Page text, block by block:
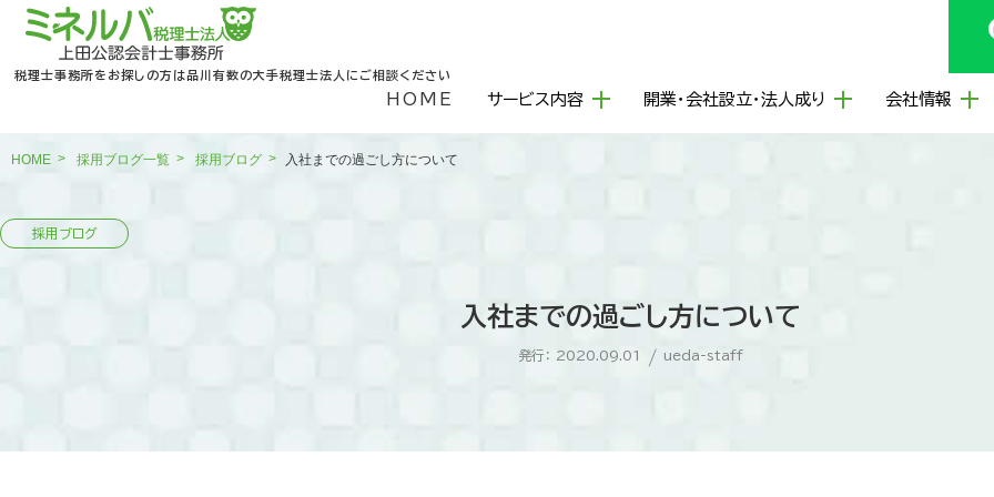
税理士事務所をお探しの方は品川有数の大手税理士法人にご相談ください
HOME サービス内容 開業・会社設立・法人成り 会社情報
HOME 採用ブログ一覧 採用ブログ 入社までの過ごし方について
入社までの過ごし方について
発行： 2020.09.01 / ueda-staff